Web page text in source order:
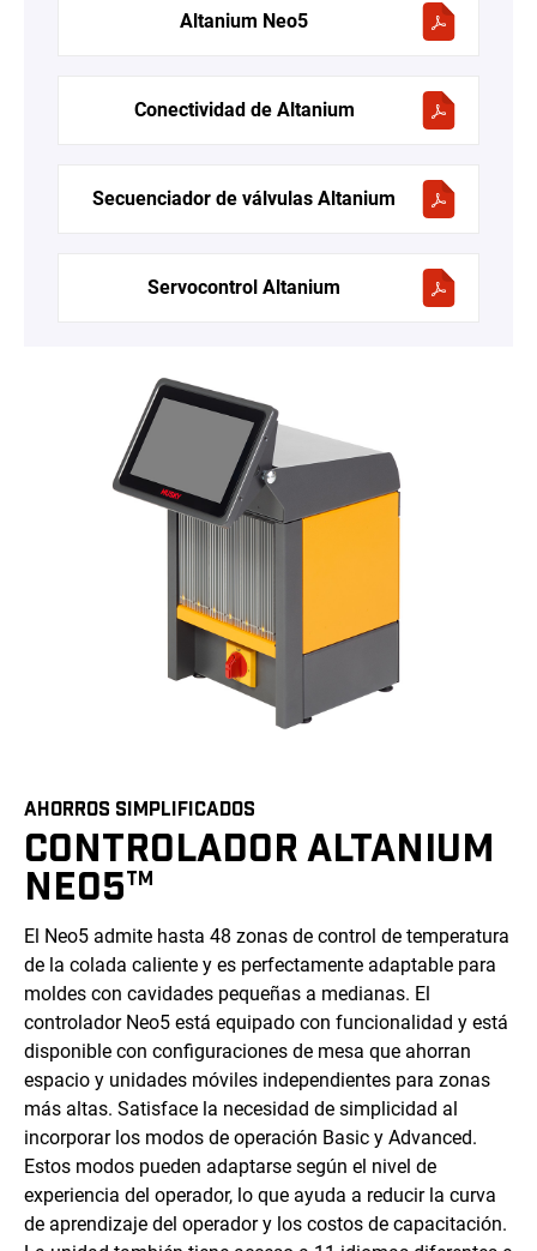
Altanium Neo5
Conectividad de Altanium
Secuenciador de válvulas Altanium
Servocontrol Altanium
AHORROS SIMPLIFICADOS
CONTROLADOR ALTANIUM
NEO5TM
El Neo5 admite hasta 48 zonas de control de temperatura
de la colada caliente y es perfectamente adaptable para
moldes con cavidades pequeñas a medianas. El
controlador Neo5 está equipado con funcionalidad y está
disponible con configuraciones de mesa que ahorran
espacio y unidades móviles independientes para zonas
más altas. Satisface la necesidad de simplicidad al
incorporar los modos de operación Basic y Advanced.
Estos modos pueden adaptarse según el nivel de
experiencia del operador, lo que ayuda a reducir la curva
de aprendizaje del operador y los costos de capacitación.